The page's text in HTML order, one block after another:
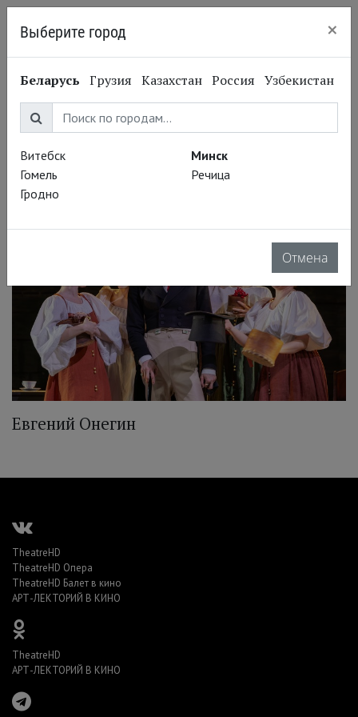
Семён Алёшин
Semyon Alyoshin
Постановки
Евгений Онегин
TheatreHD
TheatreHD Опера
TheatreHD Балет в кино
АРТ-ЛЕКТОРИЙ В КИНО
TheatreHD
АРТ-ЛЕКТОРИЙ В КИНО
Выберите город ×
Беларусь Грузия Казахстан Россия Узбекистан
Витебск
Гомель
Гродно
Минск
Речица
Отмена